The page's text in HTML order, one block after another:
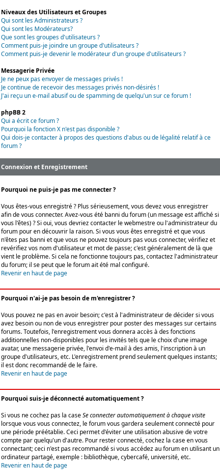
Niveaux des Utilisateurs et Groupes
Qui sont les Administrateurs ?
Qui sont les Modérateurs?
Que sont les groupes d'utilisateurs ?
Comment puis-je joindre un groupe d'utilisateurs ?
Comment puis-je devenir le modérateur d'un groupe d'utilisateurs ?
Messagerie Privée
Je ne peux pas envoyer de messages privés !
Je continue de recevoir des messages privés non-désirés !
J'ai reçu un e-mail abusif ou de spamming de quelqu'un sur ce forum !
phpBB 2
Qui a écrit ce forum ?
Pourquoi la fonction X n'est pas disponible ?
Qui dois-je contacter à propos des questions d'abus ou de légalité relatif à ce
forum ?
Connexion et Enregistrement
Pourquoi ne puis-je pas me connecter ?
Vous êtes-vous enregistré ? Plus sérieusement, vous devez vous enregistrer
afin de vous connecter. Avez-vous été banni du forum (un message est affiché si
vous l'êtes) ? Si oui, vous devriez contacter le webmestre ou l'administrateur du
forum pour en découvrir la raison. Si vous vous êtes enregistré et que vous
n'êtes pas banni et que vous ne pouvez toujours pas vous connecter, vérifiez et
revérifiez vos nom d'utilisateur et mot de passe; c'est généralement de là que
vient le problème. Si cela ne fonctionne toujours pas, contactez l'administrateur
du forum; il se peut que le forum ait été mal configuré.
Revenir en haut de page
Pourquoi n'ai-je pas besoin de m'enregistrer ?
Vous pouvez ne pas en avoir besoin; c'est à l'administrateur de décider si vous
avez besoin ou non de vous enregistrer pour poster des messages sur certains
forums. Toutefois, l'enregistrement vous donnera accès à des fonctions
additionnelles non-disponibles pour les invités tels que le choix d'une image
avatar, une messagerie privée, l'envoi d'e-mail à des amis, l'inscription à un
groupe d'utilisateurs, etc. L'enregistrement prend seulement quelques instants;
il est donc recommandé de le faire.
Revenir en haut de page
Pourquoi suis-je déconnecté automatiquement ?
Si vous ne cochez pas la caseSe connecter automatiquement à chaque visite
lorsque vous vous connectez, le forum vous gardera seulement connecté pour
une période préétablie. Ceci permet d'éviter une utilisation abusive de votre
compte par quelqu'un d'autre. Pour rester connecté, cochez la case en vous
connectant; ceci n'est pas recommandé si vous accédez au forum en utilisant un
ordinateur partagé, exemple : bibliothèque, cybercafé, université, etc.
Revenir en haut de page